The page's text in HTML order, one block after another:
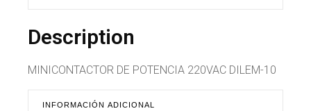
Description
MINICONTACTOR DE POTENCIA 220VAC DILEM-10
INFORMACIÓN ADICIONAL